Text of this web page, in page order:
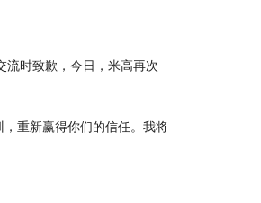
流时致歉，今日，米高再次
重新赢得你们的信任。我将